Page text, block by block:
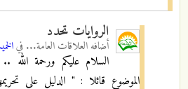
الروايات تحدد
أضافه العلاقات العامة... فيالخميس,
السلام عليكم ورحمة
الموضوع قائلا : " الدليل على